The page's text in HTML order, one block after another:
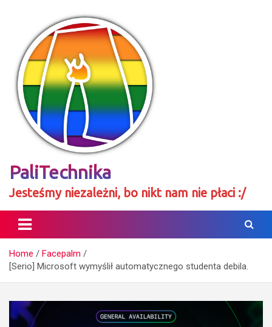
PaliTechnika
Jesteśmy niezależni, bo nikt nam nie płaci :/
Home
Facepalm
[Serio] Microsoft wymyślił automatycznego studenta debila.